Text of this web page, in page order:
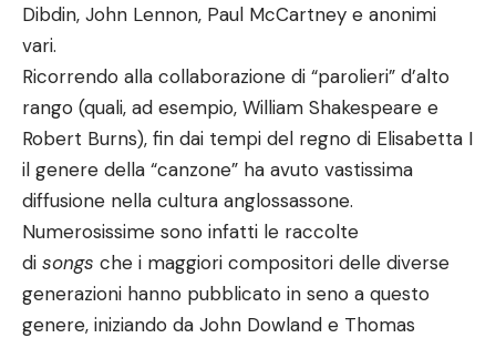
Dibdin, John Lennon, Paul McCartney e anonimi
vari.
Ricorrendo alla collaborazione di “parolieri” d’alto
rango (quali, ad esempio, William Shakespeare e
Robert Burns), fin dai tempi del regno di Elisabetta I
il genere della “canzone” ha avuto vastissima
diffusione nella cultura anglossassone.
Numerosissime sono infatti le raccolte
di songs che i maggiori compositori delle diverse
generazioni hanno pubblicato in seno a questo
genere, iniziando da John Dowland e Thomas